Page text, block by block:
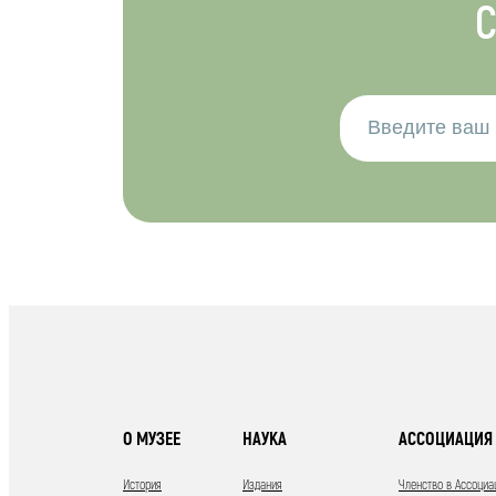
О МУЗЕЕ
История
НАУКА
Издания
АССОЦИАЦИЯ
Членство в